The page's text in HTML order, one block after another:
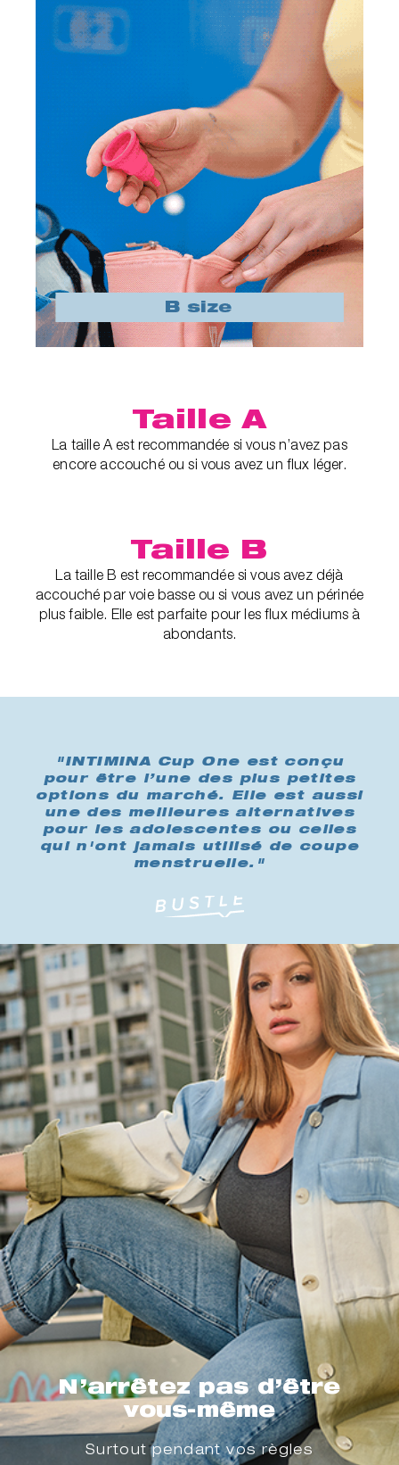
Taille A
La taille A est recommandée si vous n’avez pas
encore accouché ou si vous avez un flux léger.
Taille B
La taille B est recommandée si vous avez déjà
accouché par voie basse ou si vous avez un périnée
plus faible. Elle est parfaite pour les flux médiums à
abondants.
"INTIMINA Cup One est conçu
pour être l’une des plus petites
options du marché. Elle est aussi
une des meilleures alternatives
pour les adolescentes ou celles
qui n'ont jamais utilisé de coupe
menstruelle."
N’arrêtez pas d’être
vous-même
Surtout pendant vos règles